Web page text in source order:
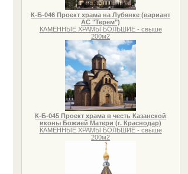
К-Б-046 Проект храма на Лубянке (вариант
АС "Терем")
КАМЕННЫЕ ХРАМЫ БОЛЬШИЕ - свыше
200м2
К-Б-045 Проект храма в честь Казанской
иконы Божией Матери (г. Краснодар)
КАМЕННЫЕ ХРАМЫ БОЛЬШИЕ - свыше
200м2